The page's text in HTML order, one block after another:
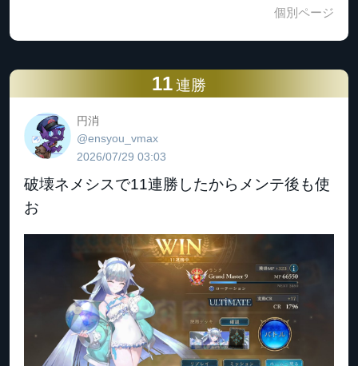
個別ページ
11 連勝
円消
@ensyou_vmax
2026/07/29 03:03
破壊ネメシスで11連勝したからメンテ後も使
お